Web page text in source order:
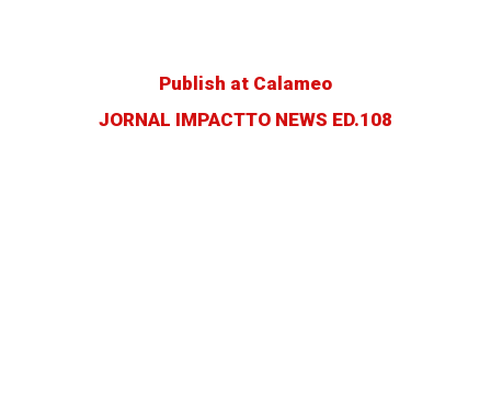
Publish at Calameo
JORNAL IMPACTTO NEWS ED.108